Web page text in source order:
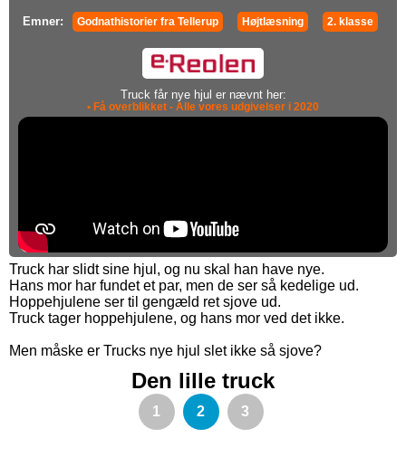
Emner: Godnathistorier fra Tellerup Højtlæsning 2. klasse
Truck får nye hjul er nævnt her:
• Få overblikket - Alle vores udgivelser i 2020
Truck har slidt sine hjul, og nu skal han have nye.
Hans mor har fundet et par, men de ser så kedelige ud.
Hoppehjulene ser til gengæld ret sjove ud.
Truck tager hoppehjulene, og hans mor ved det ikke.
Men måske er Trucks nye hjul slet ikke så sjove?
Den lille truck
1 2 3